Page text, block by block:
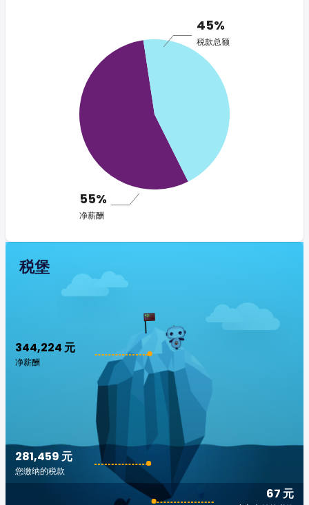
45%
税款总额
55%
净薪酬
税堡
344,224 元
净薪酬
67 元
281,459 元
您缴纳的税款